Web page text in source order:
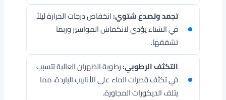
تجمد وتصدع شتوي:انخفاض درجات الحرارة ليلاً
في الشتاء يؤدي لانكماش المواسير وربما
تشققها.
التكثف الرطوبي:رطوبة الظهران العالية تتسبب
في تكثف قطرات الماء على الأنابيب الباردة، مما
يتلف الديكورات المجاورة.